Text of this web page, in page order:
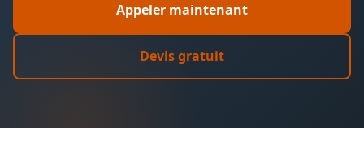
Appeler maintenant
Devis gratuit